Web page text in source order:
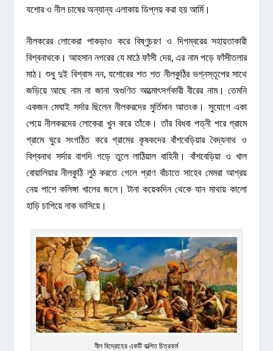
যশোর ও নীল চাষের অন্যান্য এলাকায় ডিপ্লয় করা হয় আর্মি।
নীলকরের লোকেরা পাকড়াও করে বিষ্ণুচরণ ও দিগম্বরের সহায়তাকারী
বিশ্বনাথকে। আহসান নগরের যে মাঠে ফাঁসী দেয়, এর নাম পড়ে ফাঁসীতলার
মাঠ। শুধু দুই বিশ্বাস নন, যশোরের শত শত নীলকুঠির ভগ্নস্তূপের সাথে
জড়িয়ে আছে নাম না জানা অগুণিত আত্মোৎসর্গকারী বীরের নাম। তেমনি
একজন মেঘাই সর্দার ছিলেন নীলকরদের মুর্তিমান আতংক। সুযোগে একা
পেয়ে নীলকরদের লোকেরা খুন করে তাঁকে। তাঁর বিধবা পত্নী পরে গ্রামে
গ্রামে ঘুরে সংগঠিত করে গ্রামের কৃষকদের বাঁশবেড়িয়ার বৈদ্যনাথ ও
বিশ্বনাথ সর্দার বাগদি গড়ে তুলে লাঠিয়াল বাহিনী। বাঁশবেড়িয়া ও খাল
বোয়ালিয়ার নীলকুঠি লুঠ করতে গেলে প্রাণ বাঁচাতে সাহেব মেমরা আশ্রয়
নেয় পাশে কলিঙ্গা খালের জলে। টানা কয়েকদিন থেকে যান মাথায় কালো
হাড়ি চাপিয়ে নাক ভাসিয়ে।
নীল বিদ্রোহের একটি কল্পিত চিত্রকর্ম